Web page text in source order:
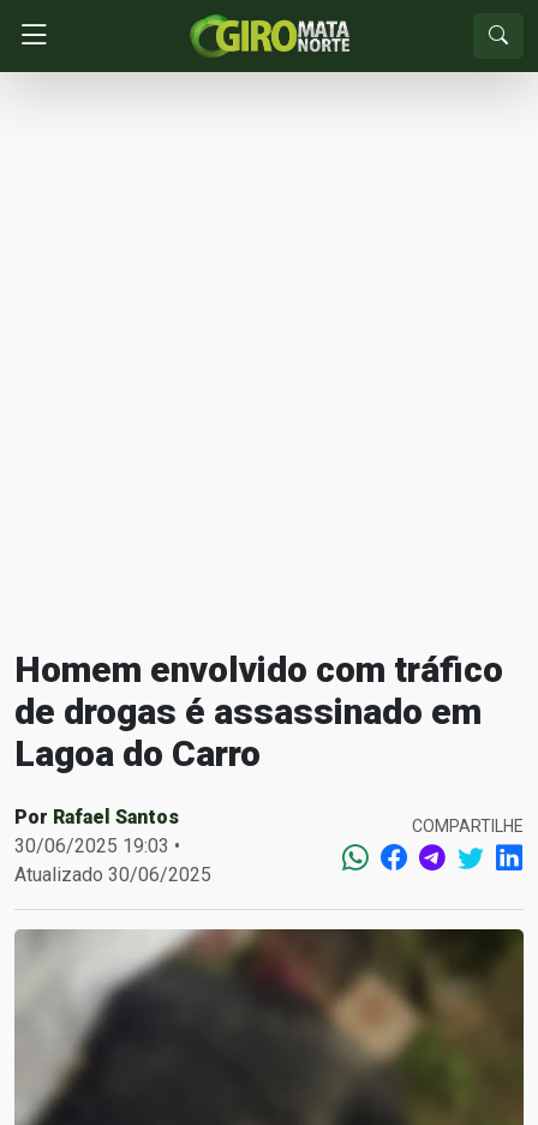
Homem envolvido com tráfico
de drogas é assassinado em
Lagoa do Carro
Por Rafael Santos
30/06/2025 19:03 •
Atualizado 30/06/2025
COMPARTILHE